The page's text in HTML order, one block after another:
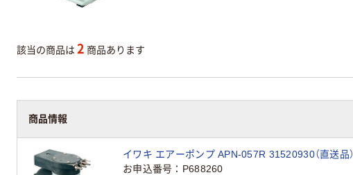
該当の商品は 2 商品あります
商品情報
イワキ エアーポンプ APN-057R 31520930（直送品）
お申込番号
P688260